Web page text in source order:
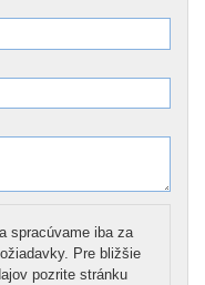
spracúvame iba za
Pre bližšie
pozrite stránku